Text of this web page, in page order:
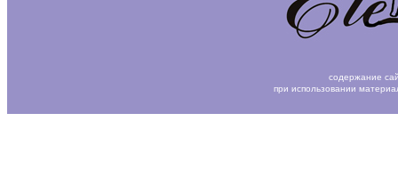
содержание
при использовании